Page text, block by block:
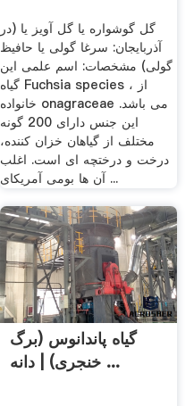
گل گوشواره یا گل آویز یا (در
آذربایجان: سرغا گولی یا حافیظ
گولی) مشخصات: اسم علمی این
گیاه Fuchsia species ، از
خانواده onagraceae می باشد.
این جنس دارای 200 گونه
مختلف از گیاهان خزان كننده،
درخت و درختچه ای است. اغلب
آن ها بومی آمریكای ...
گیاه پاندانوس (برگ
خنجری) | دانه ...